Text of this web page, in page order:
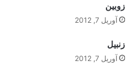
زوبين
آوریل 7, 2012
زنبيل
آوریل 7, 2012